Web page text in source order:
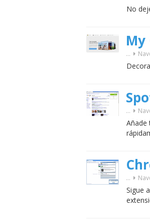
No
My
...
...
Añade
...
Sigue